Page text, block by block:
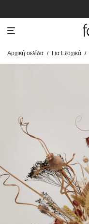
Αρχική σελίδα / Για Εξοχικά /